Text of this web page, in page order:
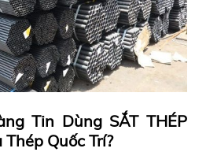
Tin Dùng SẮT THÉP
Quốc Trí?